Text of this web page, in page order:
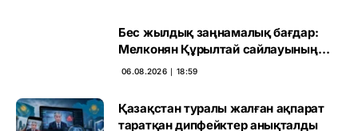
Бес жылдық заңнамалық бағдар:
Мелконян Құрылтай сайлауының
маңызын бағалады
06.08.2026 ∣ 18:59
Қазақстан туралы жалған ақпарат
таратқан дипфейктер анықталды